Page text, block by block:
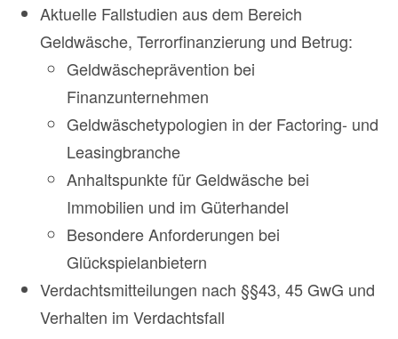
Aktuelle Fallstudien aus dem Bereich
Geldwäsche, Terrorfinanzierung und Betrug:
Geldwäscheprävention bei
Finanzunternehmen
Geldwäschetypologien in der Factoring- und
Leasingbranche
Anhaltspunkte für Geldwäsche bei
Immobilien und im Güterhandel
Besondere Anforderungen bei
Glückspielanbietern
Verdachtsmitteilungen nach §§43, 45 GwG und
Verhalten im Verdachtsfall